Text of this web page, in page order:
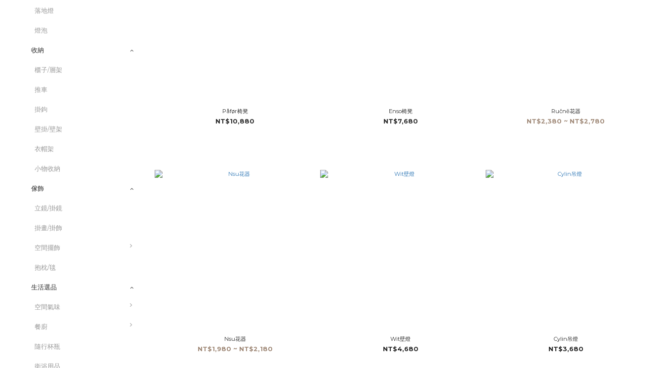
落地燈
燈泡
收納
櫃子/層架
推車
掛鉤
壁掛/壁架
衣帽架
小物收納
傢飾
立鏡/掛鏡
掛畫/掛飾
空間擺飾
抱枕/毯
生活選品
空間氣味
餐廚
隨行杯瓶
衛浴用品
Påfør椅凳
NT$10,880
Enso椅凳
NT$7,680
Ručně花器
NT$2,380 ~ NT$2,780
Nsu花器
NT$1,980 ~ NT$2,180
Wit壁燈
NT$4,680
Cylin吊燈
NT$3,680